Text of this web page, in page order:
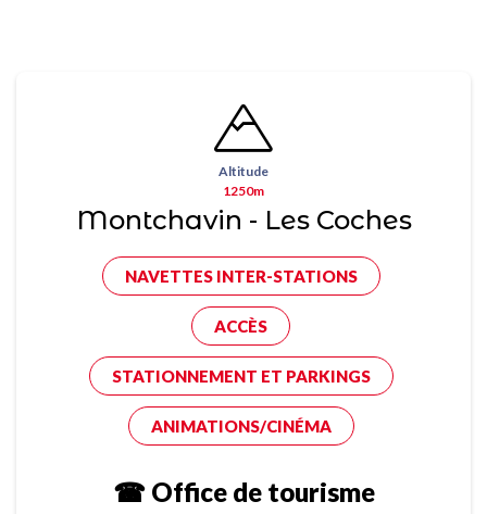
Altitude
1250m
Montchavin - Les Coches
NAVETTES INTER-STATIONS
ACCÈS
STATIONNEMENT ET PARKINGS
ANIMATIONS/CINÉMA
☎ Office de tourisme